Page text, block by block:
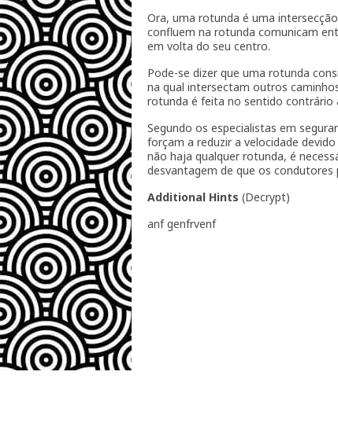
Ora, uma rotunda é uma
confluem na rotunda comunicam
em volta do seu centro.
Pode-se dizer que uma rotunda
na qual intersectam outros
rotunda é feita no sentido contrário
Segundo os especialistas em
forçam a reduzir a velocidade
não haja qualquer rotunda, é
desvantagem de que os
Additional Hints (Decrypt)
anf genfrvenf